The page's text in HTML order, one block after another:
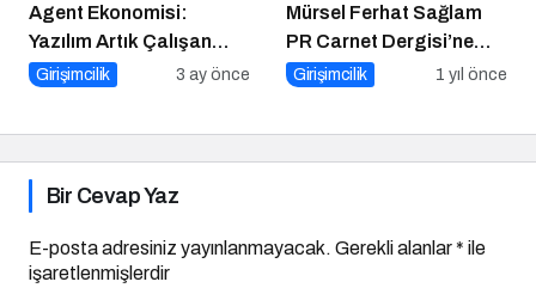
Agent Ekonomisi:
Yazılım Artık Çalışan
Gibi ‘Görev’ Alıyor
Girişimcilik 3 ay önce
Mürsel Ferhat Sağlam
PR Carnet Dergisi’ne
Konuştu
Girişimcilik 1 yıl önce
Bir Cevap Yaz
E-posta adresiniz yayınlanmayacak. Gerekli alanlar* ile
işaretlenmişlerdir